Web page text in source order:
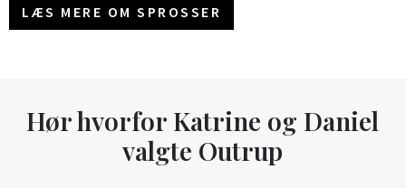
LÆS MERE OM SPROSSER
Hør hvorfor Katrine og Daniel
valgte Outrup